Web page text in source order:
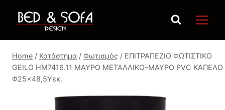
Home / Κατάστημα / Φωτισμός / ΕΠΙΤΡΑΠΕΖΙΟ ΦΩΤΙΣΤΙΚΟ
GEILO HM7416.11 ΜΑΥΡΟ ΜΕΤΑΛΛΙΚΟ–ΜΑΥΡΟ PVC ΚΑΠΕΛΟ
Φ25×48,5Υεκ.